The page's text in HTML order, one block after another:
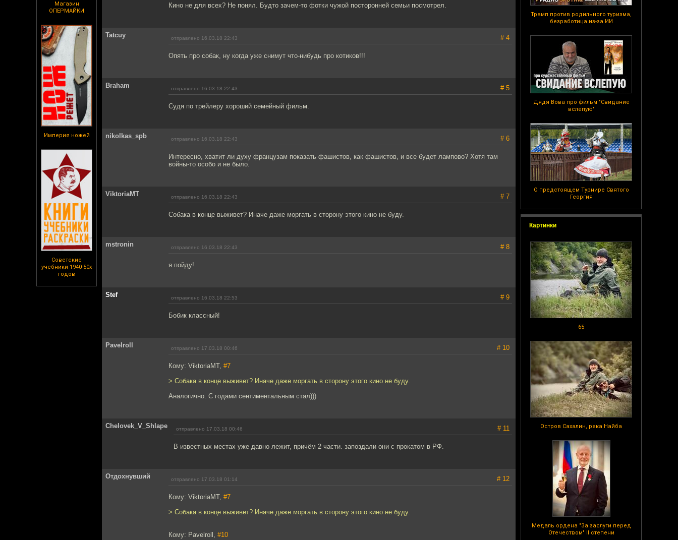
Магазин
ОПЕРМАЙКИ
Империя ножей
Советские
учебники 1940-50х
годов
Трамп против родильного туризма,
безработица из-за ИИ
Дядя Вова про фильм "Свидание
вслепую"
О предстоящем Турнире Святого
Георгия
Картинки
65
Остров Сахалин, река Найба
Медаль ордена "За заслуги перед
Отечеством" II степени
Кино не для всех? Не понял. Будто зачем-то фотки чужой посторонней семьи посмотрел.
Tatcuy отправлено 16.03.18 22:43 # 4
Опять про собак, ну когда уже снимут что-нибудь про котиков!!!
Braham отправлено 16.03.18 22:43 # 5
Судя по трейлеру хороший семейный фильм.
nikolkas_spb отправлено 16.03.18 22:43 # 6
Интересно, хватит ли духу французам показать фашистов, как фашистов, и все будет лампово? Хотя там
войны-то особо и не было.
ViktoriaMT отправлено 16.03.18 22:43 # 7
Собака в конце выживет? Иначе даже моргать в сторону этого кино не буду.
mstronin отправлено 16.03.18 22:43 # 8
я пойду!
Stef отправлено 16.03.18 22:53 # 9
Бобик классный!
Pavelroll отправлено 17.03.18 00:46 # 10
Кому: ViktoriaMT, #7
> Собака в конце выживет? Иначе даже моргать в сторону этого кино не буду.
Аналогично. С годами сентиментальным стал)))
Chelovek_V_Shlape отправлено 17.03.18 00:46 # 11
В известных местах уже давно лежит, причём 2 части. запоздали они с прокатом в РФ.
Отдохнувший отправлено 17.03.18 01:14 # 12
Кому: ViktoriaMT, #7
> Собака в конце выживет? Иначе даже моргать в сторону этого кино не буду.
Кому: Pavelroll, #10